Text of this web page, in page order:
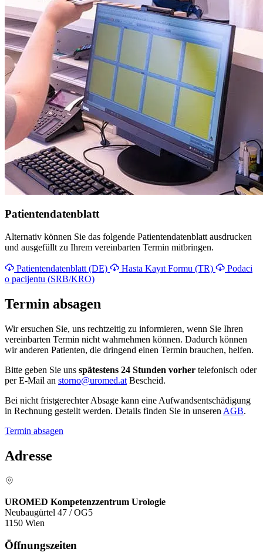
Patientendatenblatt
Alternativ können Sie das folgende Patientendatenblatt ausdrucken
und ausgefüllt zu Ihrem vereinbarten Termin mitbringen.
Patientendatenblatt (DE) Hasta Kayıt Formu (TR)
Podaci
o pacijentu (SRB/KRO)
Termin absagen
Wir ersuchen Sie, uns rechtzeitig zu informieren, wenn Sie Ihren
vereinbarten Termin nicht wahrnehmen können. Dadurch können
wir anderen Patienten, die dringend einen Termin brauchen, helfen.
Bitte geben Sie uns spätestens 24 Stunden vorher telefonisch oder
per E-Mail an storno@uromed.at Bescheid.
Bei nicht fristgerechter Absage kann eine Aufwandsentschädigung
in Rechnung gestellt werden. Details finden Sie in unseren AGB.
Termin absagen
Adresse
UROMED Kompetenzzentrum Urologie
Neubaugürtel 47 / OG5
1150 Wien
Öffnungszeiten